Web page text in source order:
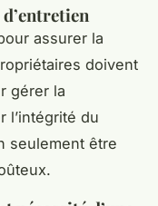
assurer la
doivent
gérer la
l’intégrité du
seulement être